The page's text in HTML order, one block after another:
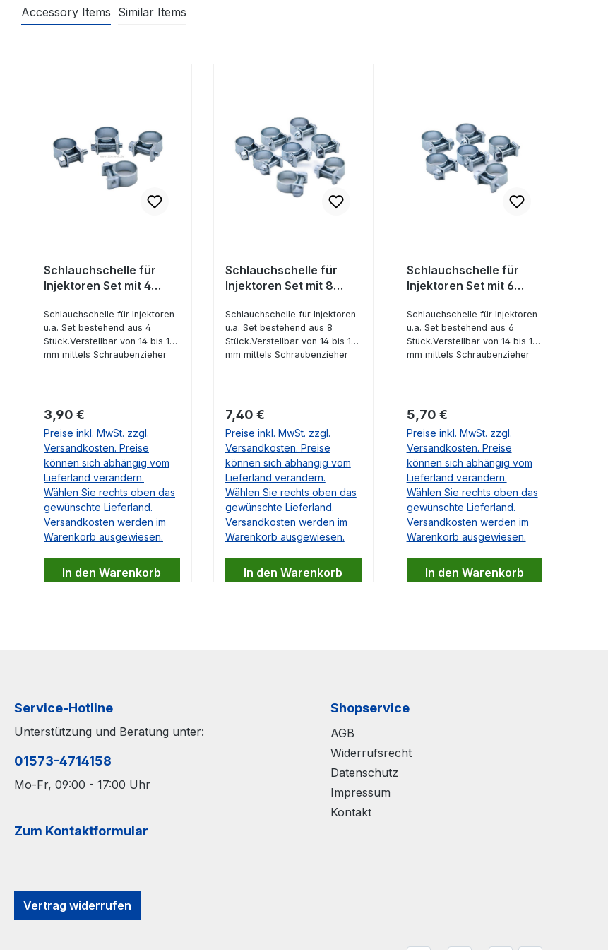
Accessory Items Similar Items
Schlauchschelle für
Injektoren Set mit 4
Schlauchschelle für Injektoren
u.a. Set bestehend aus 4
Stück.Verstellbar von 14 bis 16
mm mittels Schraubenzieher
angebotenen Injektoren. Durch
die Konstruktion der Schelle ist
ein gleichmäßiges Anliegen
gegeben und somit die
Dichtigkeit auch bei
druckführenden Schläuchen
gewährleistet.
Regulärer Preis:
3,90 €
Preise inkl. MwSt. zzgl.
Versandkosten. Preise
können sich abhängig vom
Lieferland verändern.
Wählen Sie rechts oben das
gewünschte Lieferland.
Versandkosten werden im
Warenkorb ausgewiesen.
In den Warenkorb
Schlauchschelle für
Injektoren Set mit 8
Schlauchschelle für Injektoren
u.a. Set bestehend aus 8
Stück.Verstellbar von 14 bis 16
mm mittels Schraubenzieher
angebotenen Injektoren. Durch
die Konstruktion der Schelle ist
ein gleichmäßiges Anliegen
gegeben und somit die
Dichtigkeit auch bei
druckführenden Schläuchen
gewährleistet.
Regulärer Preis:
7,40 €
Preise inkl. MwSt. zzgl.
Versandkosten. Preise
können sich abhängig vom
Lieferland verändern.
Wählen Sie rechts oben das
gewünschte Lieferland.
Versandkosten werden im
Warenkorb ausgewiesen.
In den Warenkorb
Schlauchschelle für
Injektoren Set mit 6
Schlauchschelle für Injektoren
u.a. Set bestehend aus 6
Stück.Verstellbar von 14 bis 16
mm mittels Schraubenzieher
angebotenen Injektoren. Durch
die Konstruktion der Schelle ist
ein gleichmäßiges Anliegen
gegeben und somit die
Dichtigkeit auch bei
druckführenden Schläuchen
gewährleistet.
Regulärer Preis:
5,70 €
Preise inkl. MwSt. zzgl.
Versandkosten. Preise
können sich abhängig vom
Lieferland verändern.
Wählen Sie rechts oben das
gewünschte Lieferland.
Versandkosten werden im
Warenkorb ausgewiesen.
In den Warenkorb
Service-Hotline
Unterstützung und Beratung unter:
01573-4714158
Mo-Fr, 09:00 - 17:00 Uhr
Zum Kontaktformular
Vertrag widerrufen
Shopservice
AGB
Widerrufsrecht
Datenschutz
Impressum
Kontakt